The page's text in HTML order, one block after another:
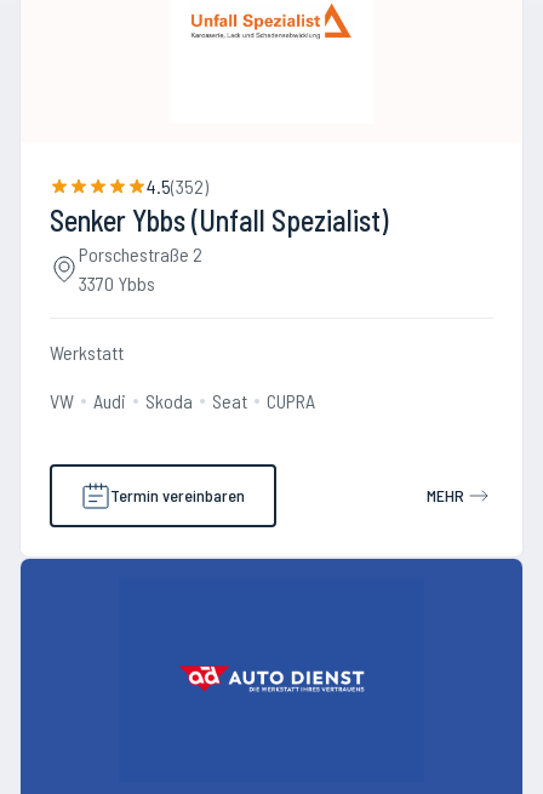
4.5(352)
Senker Ybbs (Unfall Spezialist)
Porschestraße 2
3370 Ybbs
Werkstatt
VW Audi Skoda Seat CUPRA
Termin vereinbaren MEHR